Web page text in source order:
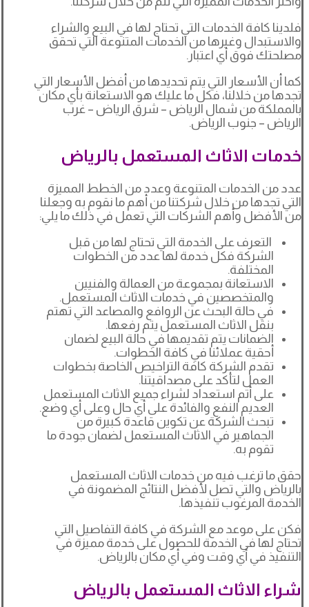
فلدينا كافة الخدمات التي تحتاج لها في البيع والشراء
والاستبدال وغيرها من الخدمات المتنوعة التي تحقق
مصلحتك فوق أي اعتبار.
كما أن الأسعار التي يتم تحديدها من أفضل الأسعار التي
تجدها من خلالنا، فكل ما عليك هو الاستعانة بأي مكان
بالمملكة من شمال الرياض – شرق الرياض – غرب
الرياض – جنوب الرياض.
خدمات الاثاث المستعمل بالرياض
عدد من الخدمات المتنوعة وعدد من الخطط المميزة
التي تجدها من خلال شركتنا من أهم ما نقوم به وجعلنا
من الأفضل وأهم الشركات التي تعمل في ذلك ما يلي:
التعرف على الخدمة التي تحتاج لها من قبل
الشركة فكل خدمة لها عدد من الخطوات
المختلفة.
الاستعانة بمجموعة من العمالة والفنيين
والمتخصصين في خدمات الاثاث المستعمل.
في حالة البحث عن الروافع والمصاعد التي تهتم
بنقل الاثاث المستعمل يتم رفعها.
الضمانات يتم تقديمها في حالة البيع لضمان
أحقية عملائنا في كافة الخطوات.
تقدم الشركة كافة التراخيص الخاصة بخطوات
العمل لتأكد على مصداقيتنا.
على أتم استعداد لشراء جميع الاثاث المستعمل
العديم النفع والفائدة على أي حال وعلى أي وضع.
تبحث الشركة عن تكوين قاعدة كبيرة من
الجماهير في الاثاث المستعمل لضمان جودة ما
تقوم به.
حقق ما ترغب فيه من خدمات الاثاث المستعمل
بالرياض والتي تصل لأفضل النتائج المضمونة في
الخدمة المرغوب تنفيذها.
فكن على موعد مع الشركة في كافة التفاصيل التي
تحتاج لها في الخدمة للحصول على خدمة مميزة في
التنفيذ في أي وقت وفي أي مكان بالرياض.
شراء الاثاث المستعمل بالرياض